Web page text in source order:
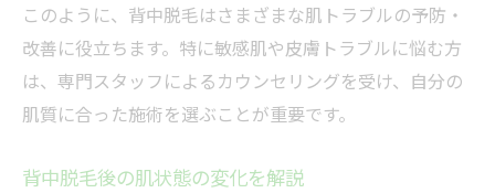
このように、背中脱毛はさまざまな肌トラブルの予防・
改善に役立ちます。特に敏感肌や皮膚トラブルに悩む方
は、専門スタッフによるカウンセリングを受け、自分の
肌質に合った施術を選ぶことが重要です。
背中脱毛後の肌状態の変化を解説